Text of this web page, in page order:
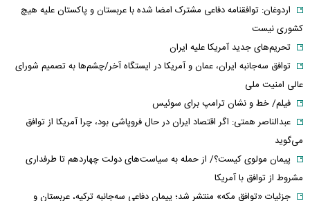
اردوغان: توافقنامه دفاعی مشترک امضا شده با عربستان و پاکستان علیه هیچ
کشوری نیست
تحریم‌های جدید آمریکا علیه ایران
توافق سه‌جانبه ایران، عمان و آمریکا در ایستگاه آخر/چشم‌ها به تصمیم شورای
عالی امنیت ملی
فیلم/ خط و نشان ترامپ برای سوئیس
عبدالناصر همتی: اگر اقتصاد ایران در حال فروپاشی بود، چرا آمریکا از توافق
می‌گوید
پیمان مولوی کیست؟/ از حمله به سیاست‌های دولت چهاردهم تا طرفداری
مشروط از توافق با آمریکا
جزئیات «توافق مکه» منتشر شد؛ پیمان دفاعی سه‌جانبه ترکیه، عربستان و